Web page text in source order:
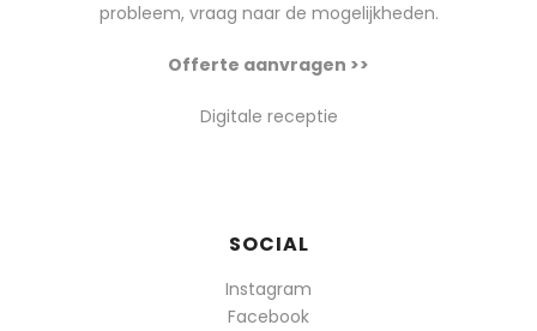
probleem, vraag naar de mogelijkheden.
Offerte aanvragen >>
Digitale receptie
SOCIAL
Instagram
Facebook